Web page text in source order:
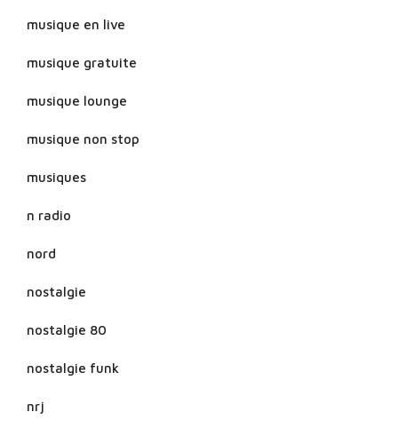
musique en live
musique gratuite
musique lounge
musique non stop
musiques
n radio
nord
nostalgie
nostalgie 80
nostalgie funk
nrj